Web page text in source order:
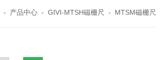
- 产品中心 - GIVI-MTSH磁栅尺 - MTSM磁栅尺